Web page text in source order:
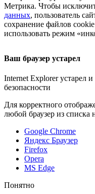
Метрика. Чтобы
данных, пользователь
сохранение файлов
использовать режим
Ваш браузер устарел
Internet Explorer устарел
безопасности
Для корректного
любой браузер из списка
Google Chrome
Яндекс Браузер
Firefox
Opera
MS Edge
Понятно